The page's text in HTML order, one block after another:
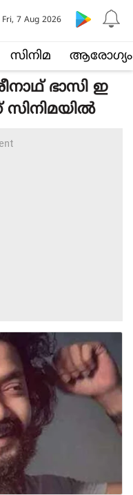
സിനിമ ആരോഗ്യം
Fri, 7 Aug 2026
ഭാസി ഇ
സിനിമയിൽ